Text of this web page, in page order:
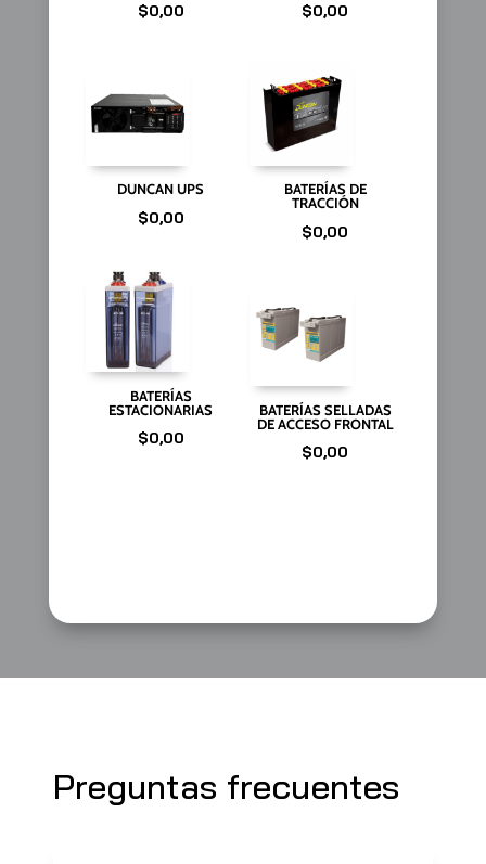
$0,00 $0,00
DUNCAN UPS
$0,00
BATERÍAS DE
TRACCIÓN
$0,00
BATERÍAS
ESTACIONARIAS
$0,00
BATERÍAS SELLADAS
DE ACCESO FRONTAL
$0,00
Preguntas frecuentes